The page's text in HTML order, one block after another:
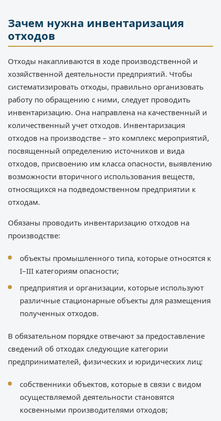
Зачем нужна инвентаризация
отходов
Отходы накапливаются в ходе производственной и
хозяйственной деятельности предприятий. Чтобы
систематизировать отходы, правильно организовать
работу по обращению с ними, следует проводить
инвентаризацию. Она направлена на качественный и
количественный учет отходов. Инвентаризация
отходов на производстве – это комплекс мероприятий,
посвященный определению источников и вида
отходов, присвоению им класса опасности, выявлению
возможности вторичного использования веществ,
относящихся на подведомственном предприятии к
отходам.
Обязаны проводить инвентаризацию отходов на
производстве:
объекты промышленного типа, которые относятся к
I–III категориям опасности;
предприятия и организации, которые используют
различные стационарные объекты для размещения
полученных отходов.
В обязательном порядке отвечают за предоставление
сведений об отходах следующие категории
предпринимателей, физических и юридических лиц:
собственники объектов, которые в связи с видом
осуществляемой деятельности становятся
косвенными производителями отходов;